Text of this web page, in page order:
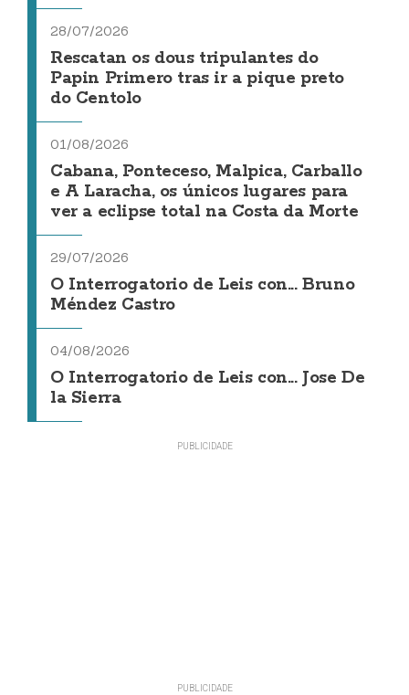
28/07/2026
Rescatan os dous tripulantes do
Papin Primero tras ir a pique preto
do Centolo
01/08/2026
Cabana, Ponteceso, Malpica, Carballo
e A Laracha, os únicos lugares para
ver a eclipse total na Costa da Morte
29/07/2026
O Interrogatorio de Leis con... Bruno
Méndez Castro
04/08/2026
O Interrogatorio de Leis con... Jose De
la Sierra